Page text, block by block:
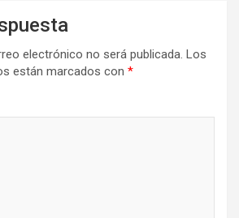
electrónico no será publicada. Los
están marcados con *